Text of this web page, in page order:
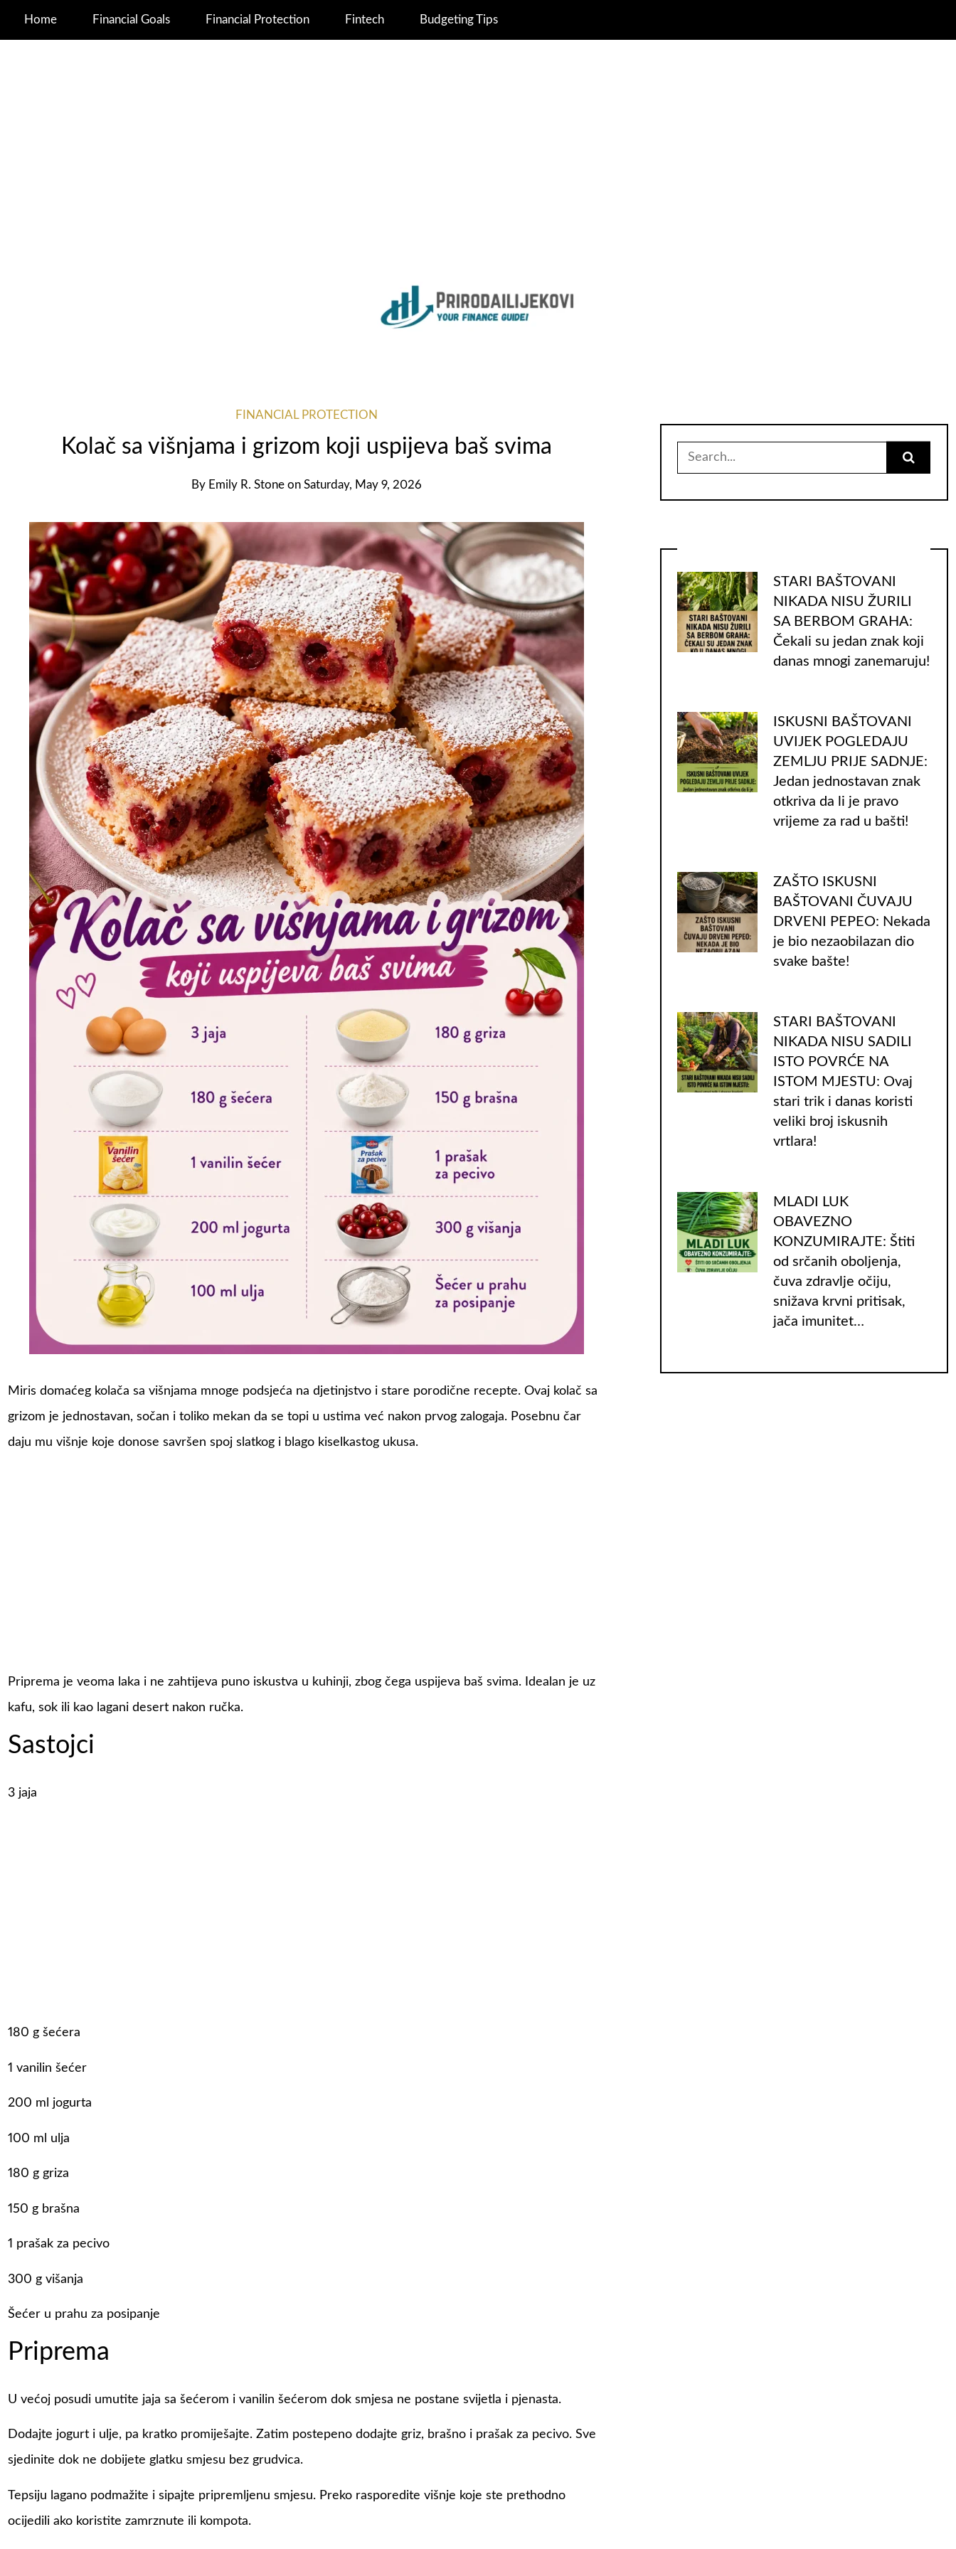
Home Financial Goals Financial Protection Fintech Budgeting Tips
FINANCIAL PROTECTION
Kolač sa višnjama i grizom koji uspijeva baš svima
By Emily R. Stone on Saturday, May 9, 2026
Miris domaćeg kolača sa višnjama mnoge podsjeća na djetinjstvo i stare porodične recepte. Ovaj kolač sa
grizom je jednostavan, sočan i toliko mekan da se topi u ustima već nakon prvog zalogaja. Posebnu čar
daju mu višnje koje donose savršen spoj slatkog i blago kiselkastog ukusa.
Priprema je veoma laka i ne zahtijeva puno iskustva u kuhinji, zbog čega uspijeva baš svima. Idealan je uz
kafu, sok ili kao lagani desert nakon ručka.
Sastojci
3 jaja
180 g šećera
1 vanilin šećer
200 ml jogurta
100 ml ulja
180 g griza
150 g brašna
1 prašak za pecivo
300 g višanja
Šećer u prahu za posipanje
Priprema
U većoj posudi umutite jaja sa šećerom i vanilin šećerom dok smjesa ne postane svijetla i pjenasta.
Dodajte jogurt i ulje, pa kratko promiješajte. Zatim postepeno dodajte griz, brašno i prašak za pecivo. Sve
sjedinite dok ne dobijete glatku smjesu bez grudvica.
Tepsiju lagano podmažite i sipajte pripremljenu smjesu. Preko rasporedite višnje koje ste prethodno
ocijedili ako koristite zamrznute ili kompota.
Search
STARI BAŠTOVANI
NIKADA NISU ŽURILI
SA BERBOM GRAHA:
Čekali su jedan znak koji
danas mnogi zanemaruju!
ISKUSNI BAŠTOVANI
UVIJEK POGLEDAJU
ZEMLJU PRIJE SADNJE:
Jedan jednostavan znak
otkriva da li je pravo
vrijeme za rad u bašti!
ZAŠTO ISKUSNI
BAŠTOVANI ČUVAJU
DRVENI PEPEO: Nekada
je bio nezaobilazan dio
svake bašte!
STARI BAŠTOVANI
NIKADA NISU SADILI
ISTO POVRĆE NA
ISTOM MJESTU: Ovaj
stari trik i danas koristi
veliki broj iskusnih
vrtlara!
MLADI LUK
OBAVEZNO
KONZUMIRAJTE: Štiti
od srčanih oboljenja,
čuva zdravlje očiju,
snižava krvni pritisak,
jača imunitet…